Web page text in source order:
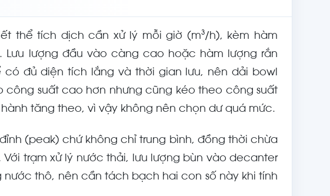
thể tích dịch cần xử lý mỗi giờ (m³/h), kèm hàm
Lưu lượng đầu vào càng cao hoặc hàm lượng rắn
đủ diện tích lắng và thời gian lưu, nên dải bowl
công suất cao hơn nhưng cũng kéo theo công suất
tăng theo, vì vậy không nên chọn dư quá mức.
(peak) chứ không chỉ trung bình, đồng thời chừa
trạm xử lý nước thải, lưu lượng bùn vào decanter
thô, nên cần tách bạch hai con số này khi tính